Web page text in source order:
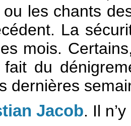
ou les chants
La
mois.
fait du
dernières
Jacob. Il